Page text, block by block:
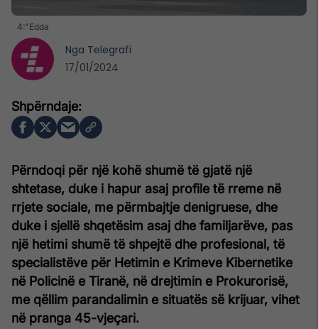
4:"Edda
Përndoqi për një kohë shumë të gjatë një
shtetase, duke i hapur asaj profile të rreme në
rrjete sociale, me përmbajtje denigruese, dhe
duke i sjellë shqetësim asaj dhe familjarëve, pas
një hetimi shumë të shpejtë dhe profesional, të
specialistëve për Hetimin e Krimeve Kibernetike
në Policinë e Tiranë, në drejtimin e Prokurorisë,
me qëllim parandalimin e situatës së krijuar, vihet
në pranga 45-vjeçari.
Nga Telegrafi
17/01/2024